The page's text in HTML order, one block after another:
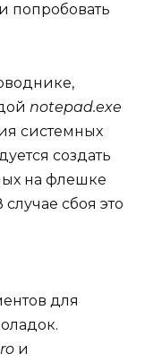
попробовать
notepad.exe
системных
создать
на флешке
сбоя это
для
и